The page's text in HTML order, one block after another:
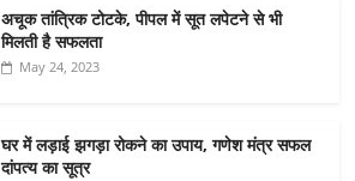
अचूक तांत्रिक टोटके, पीपल में सूत लपेटने से भी
मिलती है सफलता
May 24, 2023
घर में लड़ाई झगड़ा रोकने का उपाय, गणेश मंत्र सफल
दांपत्य का सूत्र